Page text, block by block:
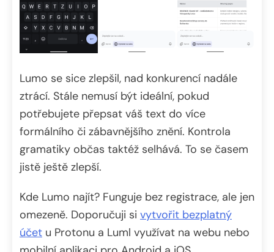
Lumo se sice zlepšil, nad konkurencí nadále
ztrácí. Stále nemusí být ideální, pokud
potřebujete přepsat váš text do více
formálního či zábavnějšího znění. Kontrola
gramatiky občas taktéž selhává. To se časem
jistě ještě zlepší.
Kde Lumo najít? Funguje bez registrace, ale jen
omezeně. Doporučuji si vytvořit bezplatný
účet u Protonu a Luml využívat na webu nebo